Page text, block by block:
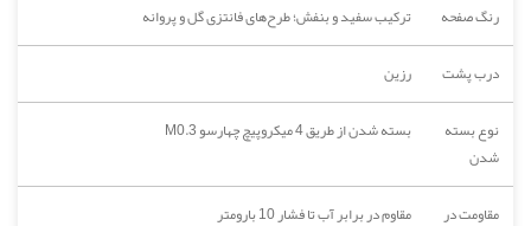
رنگ صفحه
ترکیب سفید و بنفش؛ طرح‌های فانتزی گل و پروانه
درب پشت
رزین
نوع بسته
شدن
بسته شدن از طریق 4 میکروپیچ چهارسو M0.3
مقاومت در
مقاوم در برابر آب تا فشار 10 بارومتر